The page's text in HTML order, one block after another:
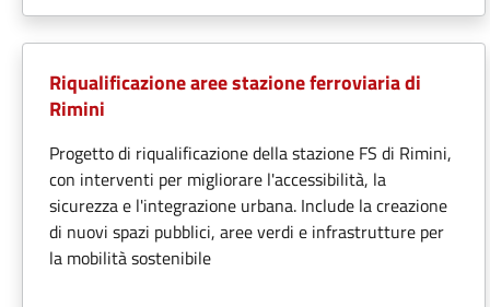
Riqualificazione aree stazione ferroviaria di
Rimini
Progetto di riqualificazione della stazione FS di Rimini,
con interventi per migliorare l'accessibilità, la
sicurezza e l'integrazione urbana. Include la creazione
di nuovi spazi pubblici, aree verdi e infrastrutture per
la mobilità sostenibile